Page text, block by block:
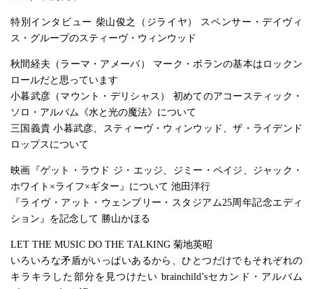
特別インタビュー 柴山俊之（ジライヤ） スペンサー・デイヴィ
ス・グループのスティーヴ・ウィンウッド
秋間経夫（ラーマ・アメーバ） マーク・ボランの基本はロックン
ロールだと思っています
小暮武彦（マウント・デリシャス） 初めてのアコースティック・
ソロ・アルバム《水と光の魔法》について
三国義貴 小暮武彦、スティーヴ・ウィンウッド、ザ・ライデンド
ロップスについて
映画『ゲット・ラウド ジ・エッジ、ジミー・ペイジ、ジャック・
ホワイト×ライフ×ギター』について 池田洋行
『ライヴ・アット・ウェンブリー・スタジアム25周年記念エディ
ション』を記念して 勝山かほる
LET THE MUSIC DO THE TALKING 菊地英昭
いろいろな矛盾がいっぱいあるから、ひとつだけでもそれぞれの
キラキラした部分を見つけたい brainchild’sセカンド・アルバム